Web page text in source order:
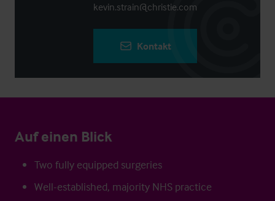
kevin.strain@christie.com
Kontakt
Auf einen Blick
Two fully equipped surgeries
Well-established, majority NHS practice